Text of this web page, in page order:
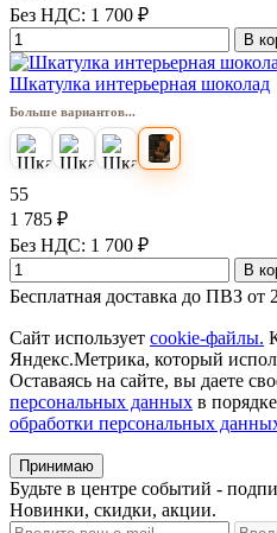
Без НДС: 1 700 ₽
В
Шкатулка интерьерная шоколад
Больше вариантов...
55
1 785 ₽
Без НДС: 1 700 ₽
В
Бесплатная доставка до ПВЗ от
Сайт использует cookie-файлы.
Яндекс.Метрика, который
Оставаясь на сайте, вы даете
персональных данных в
обработки персональных
Принимаю
Будьте в центре событий -
Новинки, скидки, акции.